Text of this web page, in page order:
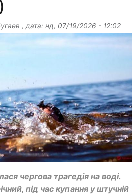
, дата: нд, 07/19/2026 - 12:02
чергова трагедія на воді.
під час купання у штучній